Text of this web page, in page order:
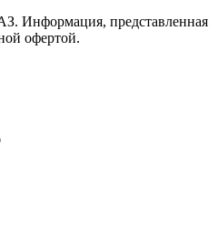
Информация, представленная
офертой.